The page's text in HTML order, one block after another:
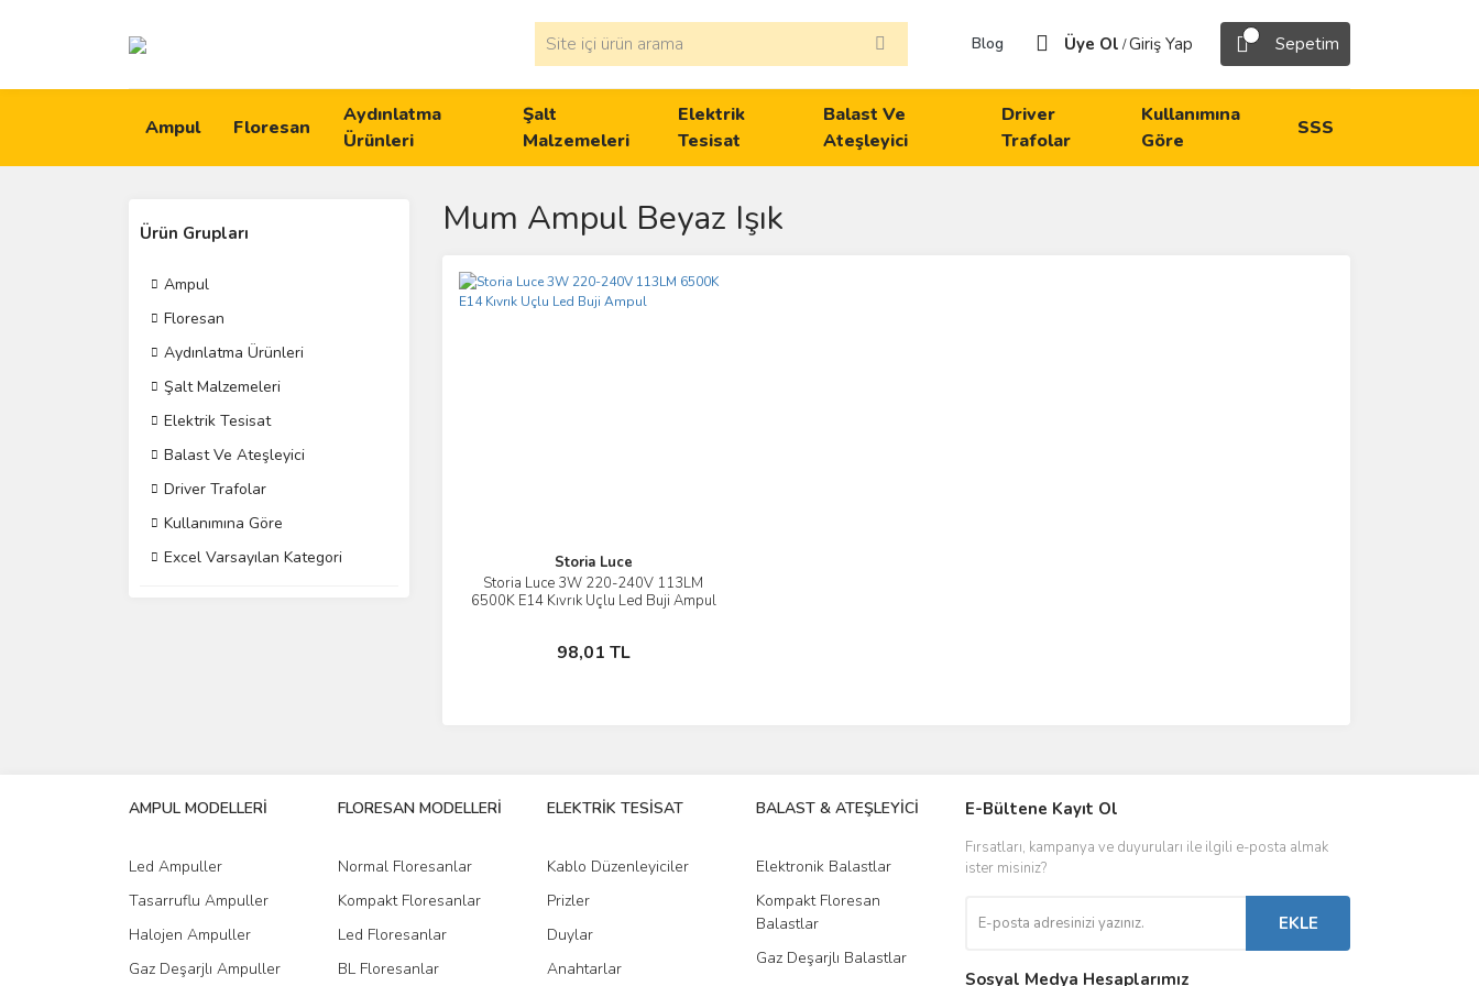
Blog Üye Ol /Giriş Yap Sepetim
Ampul Floresan
Aydınlatma
Ürünleri
Şalt
Malzemeleri
Elektrik
Tesisat
Balast Ve
Ateşleyici
Driver
Trafolar
Kullanımına
Göre
SSS
Ürün Grupları
Ampul
Floresan
Aydınlatma Ürünleri
Şalt Malzemeleri
Elektrik Tesisat
Balast Ve Ateşleyici
Driver Trafolar
Kullanımına Göre
Excel Varsayılan Kategori
Mum Ampul Beyaz Işık
Storia Luce
Storia Luce 3W 220-240V 113LM
6500K E14 Kıvrık Uçlu Led Buji Ampul
98,01 TL
İncele
Sepete Ekle
AMPUL MODELLERİ
Led Ampuller
Tasarruflu Ampuller
Halojen Ampuller
Gaz Deşarjlı Ampuller
FLORESAN MODELLERİ
Normal Floresanlar
Kompakt Floresanlar
Led Floresanlar
BL Floresanlar
ELEKTRİK TESİSAT
Kablo Düzenleyiciler
Prizler
Duylar
Anahtarlar
BALAST & ATEŞLEYİCİ
Elektronik Balastlar
Kompakt Floresan
Balastlar
Gaz Deşarjlı Balastlar
DRIVER & TRAFO
Led Driverlar
Kontaktörler
Sigorta & Otomatlar
E-Bültene Kayıt Ol
Fırsatları, kampanya ve duyuruları ile ilgili e-posta almak
ister misiniz?
EKLE
Sosyal Medya Hesaplarımız